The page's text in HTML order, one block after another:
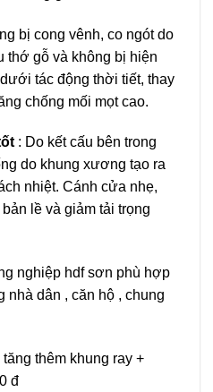
bị cong vênh, co ngót do
thớ gỗ và không bị hiện
tác động thời tiết, thay
chống mối mọt cao.
: Do kết cấu bên trong
do khung xương tạo ra
nhiệt. Cánh cửa nhẹ,
lề và giảm tải trọng
nghiệp hdf sơn phù hợp
nhà dân , căn hộ , chung
thêm khung ray +
đ